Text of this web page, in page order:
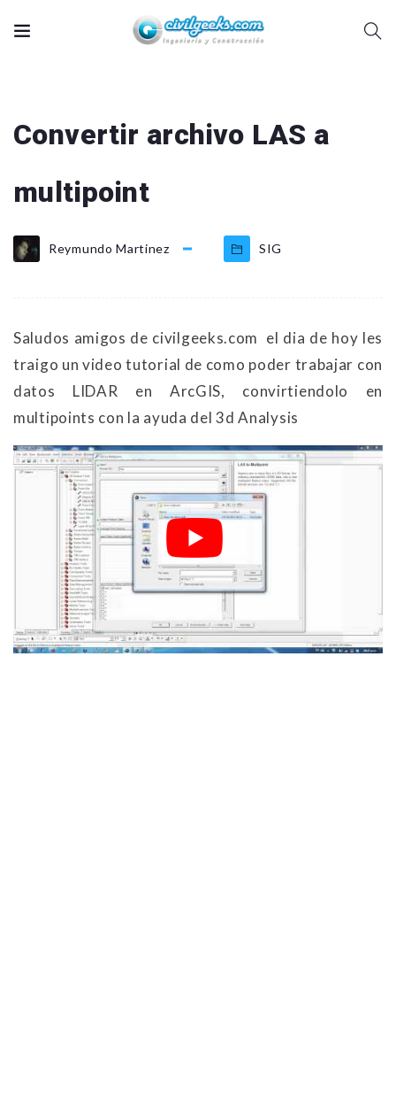
Convertir archivo LAS a
multipoint
Reymundo Martinez SIG
Saludos amigos de civilgeeks.com el dia de hoy les
traigo un video tutorial de como poder trabajar con
datos LIDAR en ArcGIS, convirtiendolo en
multipoints con la ayuda del 3d Analysis